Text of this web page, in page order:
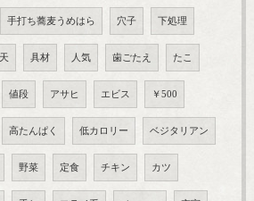
手打ち蕎麦うめはら 穴子 下処理
具材 人気 歯ごたえ たこ
値段 アサヒ エビス ￥500
高たんぱく 低カロリー ベジタリアン
野菜 定食 チキン カツ